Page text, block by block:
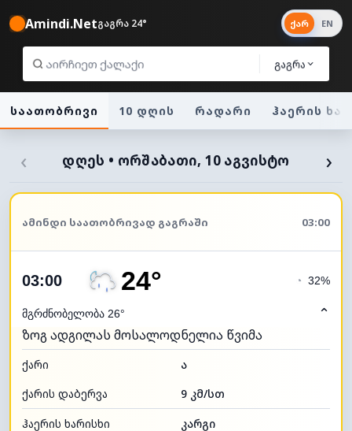
Amindi.Netგაგრა 24°
გაგრა
ქარ EN
საათობრივი 10 დღის რადარი ჰაერის
‹ ᲓᲦᲔᲡ • ᲝᲠᲨᲐᲑᲐᲗᲘ, 10 ᲐᲒᲕᲘᲡᲢᲝ ›
ᲐᲛᲘᲜᲓᲘ ᲡᲐᲐᲗᲝᲑᲠᲘᲕᲐᲓ ᲒᲐᲒᲠᲐᲨᲘ 03:00
03:00 24°
მგრძნობელობა 26°
◔ 32%
⌃
ზოგ ადგილას მოსალოდნელია წვიმა
ქარი
ა
ქარის დაბერვა
9 კმ/სთ
ჰაერის ხარისხი
კარგი